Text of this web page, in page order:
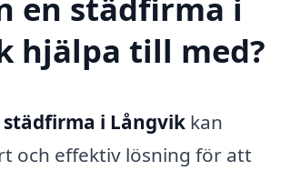
hjälpa till med?
städfirma i Långvik kan
och effektiv lösning för att